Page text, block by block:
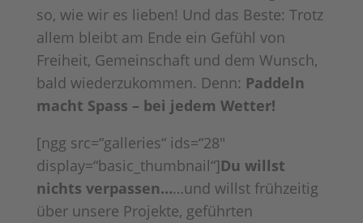
so, wie wir es lieben! Und das Beste: Trotz
allem bleibt am Ende ein Gefühl von
Freiheit, Gemeinschaft und dem Wunsch,
bald wiederzukommen. Denn: Paddeln
macht Spass – bei jedem Wetter!
[ngg src=“galleries“ ids=“28″
display=“basic_thumbnail“]Du willst
nichts verpassen……und willst frühzeitig
über unsere Projekte, geführten